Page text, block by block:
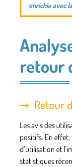
enrichie avec
retour
Retour
Les avis des
positifs. En
d’utilisation et
statistiques